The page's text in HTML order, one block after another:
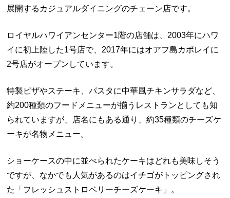
展開するカジュアルダイニングのチェーン店です。
ロイヤルハワイアンセンター1階の店舗は、2003年にハワ
イに初上陸した1号店で、2017年にはオアフ島カポレイに
2号店がオープンしています。
特製ピザやステーキ、パスタに中華風チキンサラダなど、
約200種類のフードメニューが揃うレストランとしても知
られていますが、店名にもある通り、約35種類のチーズケ
ーキが名物メニュー。
ショーケースの中に並べられたケーキはどれも美味しそう
ですが、なかでも人気があるのはイチゴがトッピングされ
た「フレッシュストロベリーチーズケーキ」。